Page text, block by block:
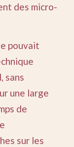
des micro-
pouvait
sans
une large
de
sur les